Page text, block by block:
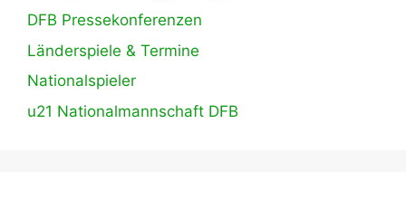
DFB Pressekonferenzen
Länderspiele & Termine
Nationalspieler
u21 Nationalmannschaft DFB